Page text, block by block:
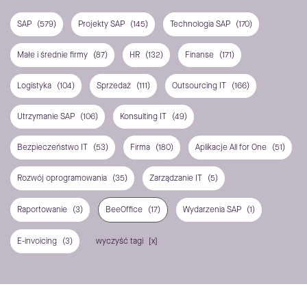
SAP (579) Projekty SAP (145) Technologia SAP (170)
Małe i średnie firmy (87) HR (132) Finanse (171)
Logistyka (104) Sprzedaż (111) Outsourcing IT (166)
Utrzymanie SAP (106) Konsulting IT (49)
Bezpieczeństwo IT (53) Firma (180) Aplikacje All for One (51)
Rozwój oprogramowania (35) Zarządzanie IT (5)
Raportowanie (3) BeeOffice (17) Wydarzenia SAP (1)
E-invoicing (3) wyczyść tagi